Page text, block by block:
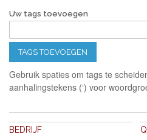
Uw tags toevoegen
TAGS TOEVOEGEN
Gebruik spaties om tags te
aanhalingstekens (‘) voor
BEDRIJF